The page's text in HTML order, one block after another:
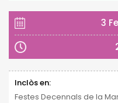
3
Inclòs en:
Festes Decennals de la